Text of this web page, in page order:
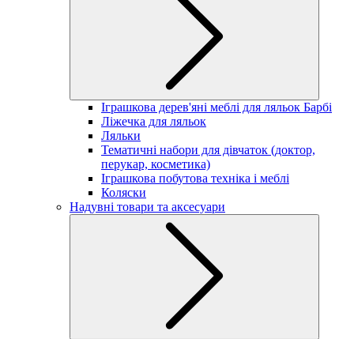
Іграшкова дерев'яні меблі для ляльок Барбі
Ліжечка для ляльок
Ляльки
Тематичні набори для дівчаток (доктор,
перукар, косметика)
Іграшкова побутова техніка і меблі
Коляски
Надувні товари та аксесуари